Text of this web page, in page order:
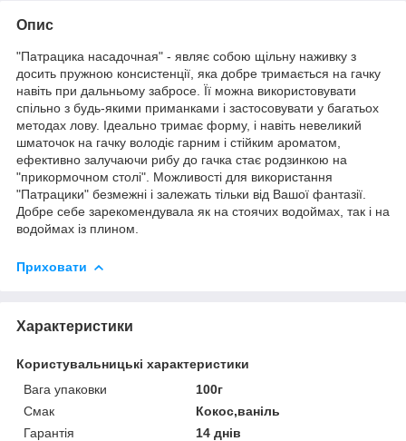
Опис
"Патрацика насадочная" - являє собою щільну наживку з
досить пружною консистенції, яка добре тримається на гачку
навіть при дальньому забросе. Її можна використовувати
спільно з будь-якими приманками і застосовувати у багатьох
методах лову. Ідеально тримає форму, і навіть невеликий
шматочок на гачку володіє гарним і стійким ароматом,
ефективно залучаючи рибу до гачка стає родзинкою на
"прикормочном столі". Можливості для використання
"Патрацики" безмежні і залежать тільки від Вашої фантазії.
Добре себе зарекомендувала як на стоячих водоймах, так і на
водоймах із плином.
Приховати
Характеристики
Користувальницькі характеристики
Вага упаковки
100г
Смак
Кокос,ваніль
Гарантія
14 днів